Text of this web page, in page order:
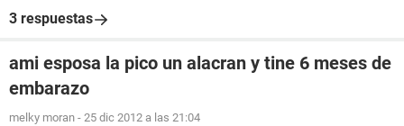
3 respuestas
ami esposa la pico un alacran y tine 6 meses de
embarazo
melky moran - 25 dic 2012 a las 21:04